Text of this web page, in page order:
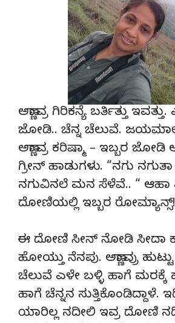
ಅಣ್ಣಾವ್ರ ಗಿರಿಕನ್ಯೆ ಬರ್ತಿತ್ತು
ಜೋಡಿ.. ಚೆನ್ನ ಚೆಲುವೆ.
ಅಣ್ಣಾವ್ರ ಕರಿಷ್ಮಾ – ಇಬ್ಬರ
ಗ್ರೀನ್ ಹಾಡುಗಳು. “ನಗು
ನಗುವಿನಲೆ ಮನ ಸೆಳೆವೆ.. “ ಆಹಾ
ದೋಣಿಯಲ್ಲಿ ಇಬ್ಬರ
ಈ ದೋಣಿ ಸೀನ್ ನೋಡಿ ಸೀದಾ
ಹೋಯ್ತು ನೆನಪು. ಅಣ್ಣಾವ್ರು ಹುಟ್ಟು
ಚೆಲುವೆ ಎಳೇ ಬಳ್ಳಿ ಹಾಗೆ ಮರಕ್ಕೆ
ಹಾಗೆ ಚೆನ್ನನ ಸುತ್ತಿಕೊಂಡಿದ್ದಾಳೆ.
ಯಾರಿಲ್ಲ ನದೀಲಿ ಇವ್ರ ದೋಣಿ